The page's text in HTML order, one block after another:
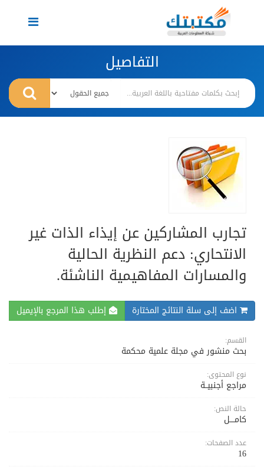
Toggle
navigation
التفاصيل
تجارب المشاركين عن إيذاء الذات غير
الانتحاري: دعم النظرية الحالية
والمسارات المفاهيمية الناشئة.
اضف إلى سلة النتائج المختارة إطلب هذا المرجع بالإيميل
القسم:
بحث منشور في مجلة علمية محكمة
نوع المحتوى:
مراجع أجنبيــة
حالة النص:
كامــــل
عدد الصفحات:
16